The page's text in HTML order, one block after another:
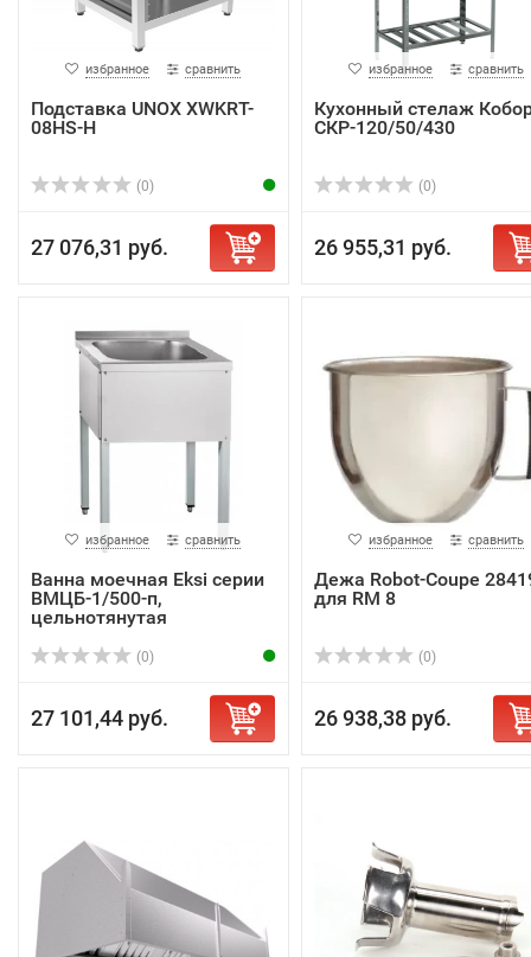
избранное сравнить
Подставка UNOX XWKRT-
08HS-H
(0)
27 076,31 руб.
избранное сравнить
Кухонный стелаж
СКР-120/50/430
(0)
26 955,31 руб.
избранное сравнить
Ванна моечная Eksi серии
ВМЦБ-1/500-п,
цельнотянутая
(0)
27 101,44 руб.
избранное сравнить
Дежа Robot-Coupe
для RM 8
(0)
26 938,38 руб.